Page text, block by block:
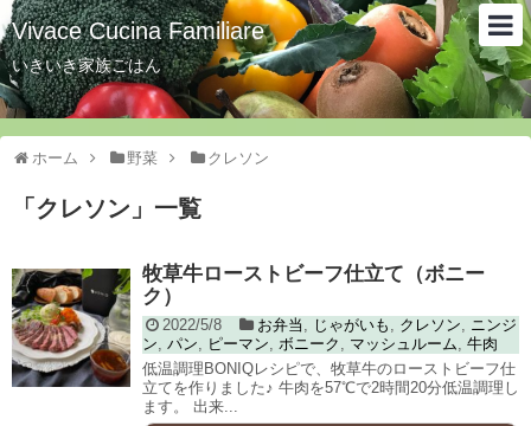
Vivace Cucina Familiare
いきいき家族ごはん
ホーム 野菜 クレソン
「 クレソン 」 一覧
牧草牛ローストビーフ仕立て（ボニー
ク）
2022/5/8 お弁当 , じゃがいも , クレソン, ニンジ
ン, パン, ピーマン, ボニーク , マッシュルーム, 牛肉
低温調理BONIQレシピで、牧草牛のローストビーフ仕
立てを作りました♪ 牛肉を57℃で2時間20分低温調理し
ます。 出来...